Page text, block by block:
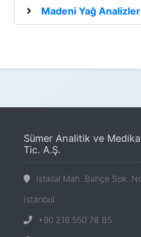
Madeni Yağ
Sümer Analitik ve
Tic. A.Ş.
İstiklal Mah. Bahçe Sok.
İstanbul
+90 216 550 78 85